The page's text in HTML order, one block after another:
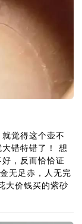
觉得这个壶不
错特错了！ 想
，反而恰恰证
无足赤，人无完
大价钱买的紫砂